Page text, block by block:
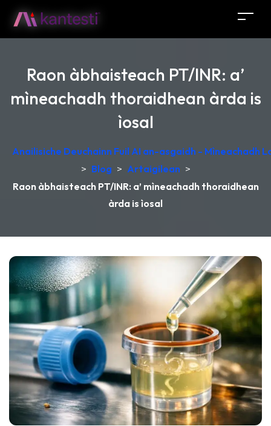
Raon àbhaisteach PT/INR: a’
mìneachadh thoraidhean àrda is
ìosal
Anailisiche Deuchainn Fuil AI an-asgaidh - Mìneachadh
> Blog > Artaigilean >
Raon àbhaisteach PT/INR: a’ mìneachadh thoraidhean
àrda is ìosal